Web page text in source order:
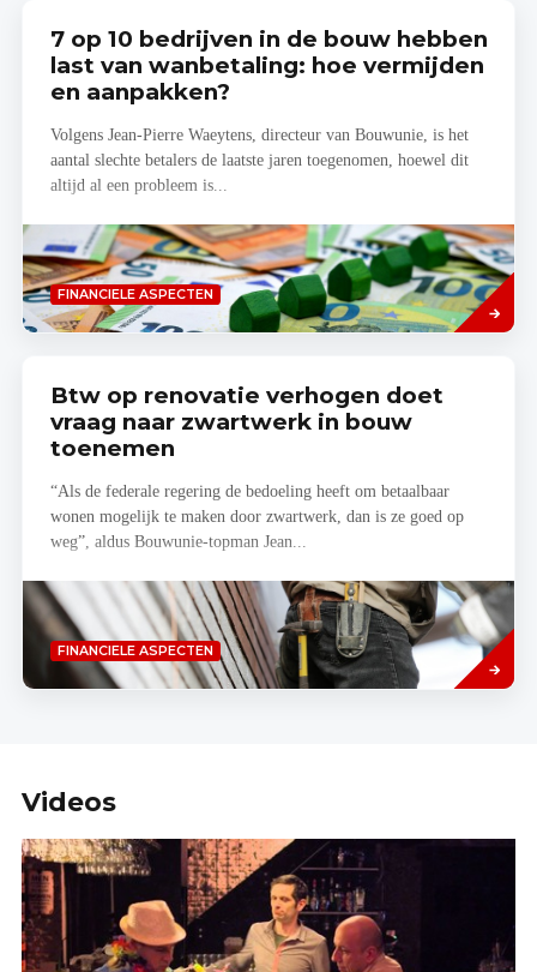
7 op 10 bedrijven in de bouw hebben
last van wanbetaling: hoe vermijden
en aanpakken?
Volgens Jean-Pierre Waeytens, directeur van Bouwunie, is het
aantal slechte betalers de laatste jaren toegenomen, hoewel dit
altijd al een probleem is...
FINANCIELE ASPECTEN
Lees
meer
Btw op renovatie verhogen doet
vraag naar zwartwerk in bouw
toenemen
“Als de federale regering de bedoeling heeft om betaalbaar
wonen mogelijk te maken door zwartwerk, dan is ze goed op
weg”, aldus Bouwunie-topman Jean...
FINANCIELE ASPECTEN
Lees
meer
Videos